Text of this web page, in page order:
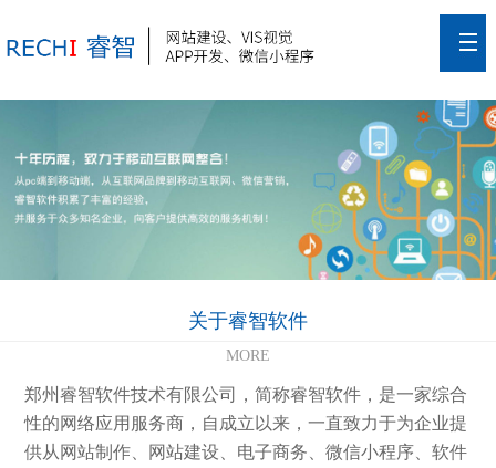
关于睿智软件
MORE
郑州睿智软件技术有限公司，简称睿智软件，是一家综合
性的网络应用服务商，自成立以来，一直致力于为企业提
供从网站制作、网站建设、电子商务、微信小程序、软件